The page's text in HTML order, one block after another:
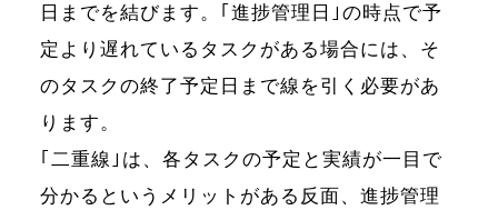
日までを結びます。｢進捗管理日｣の時点で予
定より遅れているタスクがある場合には、そ
のタスクの終了予定日まで線を引く必要があ
ります。
｢二重線｣は、各タスクの予定と実績が一目で
分かるというメリットがある反面、進捗管理